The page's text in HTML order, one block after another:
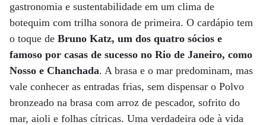
gastronomia e sustentabilidade em um clima de
botequim com trilha sonora de primeira. O cardápio tem
o toque de Bruno Katz, um dos quatro sócios e
famoso por casas de sucesso no Rio de Janeiro, como
Nosso e Chanchada. A brasa e o mar predominam, mas
vale conhecer as entradas frias, sem dispensar o Polvo
bronzeado na brasa com arroz de pescador, sofrito do
mar, aioli e folhas cítricas. Uma verdadeira ode à vida